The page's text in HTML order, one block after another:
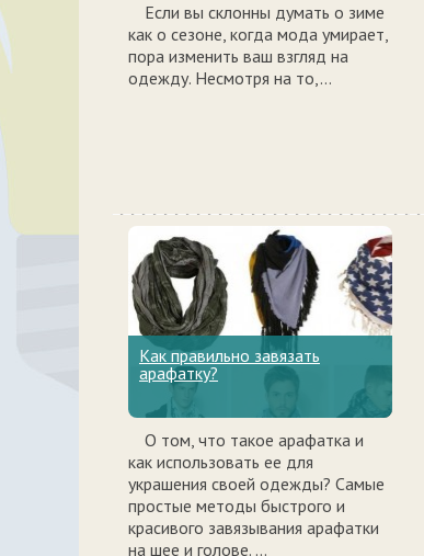
Если вы склонны думать о зиме
как о сезоне, когда мода умирает,
пора изменить ваш взгляд на
одежду. Несмотря на то,…
Как правильно завязать
арафатку?
О том, что такое арафатка и
как использовать ее для
украшения своей одежды? Самые
простые методы быстрого и
красивого завязывания арафатки
на шее и голове. ...